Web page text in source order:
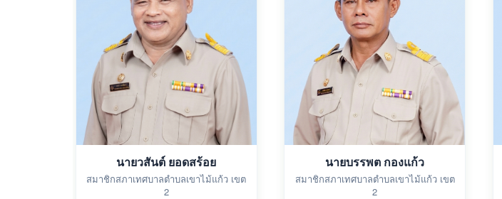
นายวสันต์ ยอดสร้อย
สมาชิกสภาเทศบาลตำบลเขาไม้แก้ว เขต
2
นายบรรพต กองแก้ว
สมาชิกสภาเทศบาลตำบลเขาไม้แก้ว เขต
2